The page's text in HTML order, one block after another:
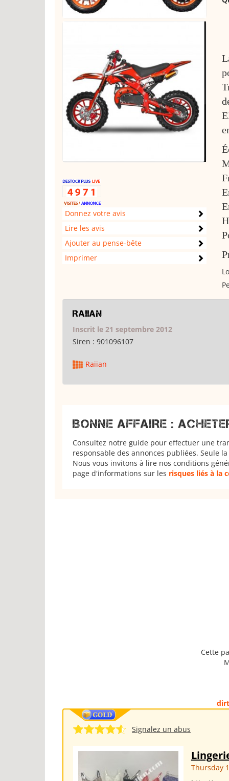
Donnez votre avis
Lire les avis
Ajouter au pense-bête
Imprimer
Raiian
Inscrit le 21 septembre 2012
Siren : 901096107
Raiian
BONNE AFFAIRE :
Consultez notre guide pour effectuer une
responsable des annonces publiées. Seule
Nous vous invitons à lire nos conditions
page d'informations sur les risques liés à la
Cette
dirt
Signalez un abus
Thursday